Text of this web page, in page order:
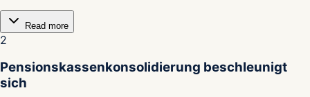
Read more
2
Pensionskassenkonsolidierung beschleunigt
sich